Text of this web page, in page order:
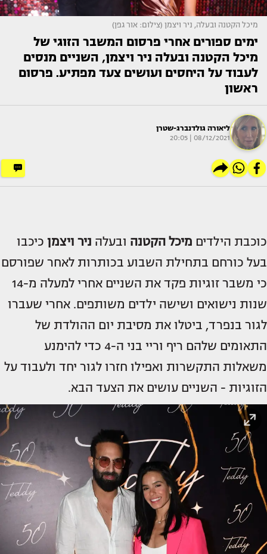
מיכל הקטנה ובעלה, ניר ויצמן (צילום: אור גפן)
ימים ספורים אחרי פרסום המשבר הזוגי של
מיכל הקטנה ובעלה ניר ויצמן, השניים מנסים
לעבוד על היחסים ועושים צעד מפתיע. פרסום
ראשון
ליאורה גולדנברג-שטרן
08/12/2021 | 20:05
כוכבת הילדים מיכל הקטנה ובעלה ניר ויצמן כיכבו
בעל כורחם בתחילת השבוע בכותרות לאחר שפורסם
כי משבר זוגיות פקד את השניים אחרי למעלה מ-14
שנות נישואים ושישה ילדים משותפים. אחרי שעברו
לגור בנפרד, ביטלו את מסיבת יום ההולדת של
התאומים שלהם ריף וריי בני ה-4 כדי להימנע
משאלות התקשרות ואפילו חזרו לגור יחד ולעבוד על
הזוגיות - השניים עושים את הצעד הבא.